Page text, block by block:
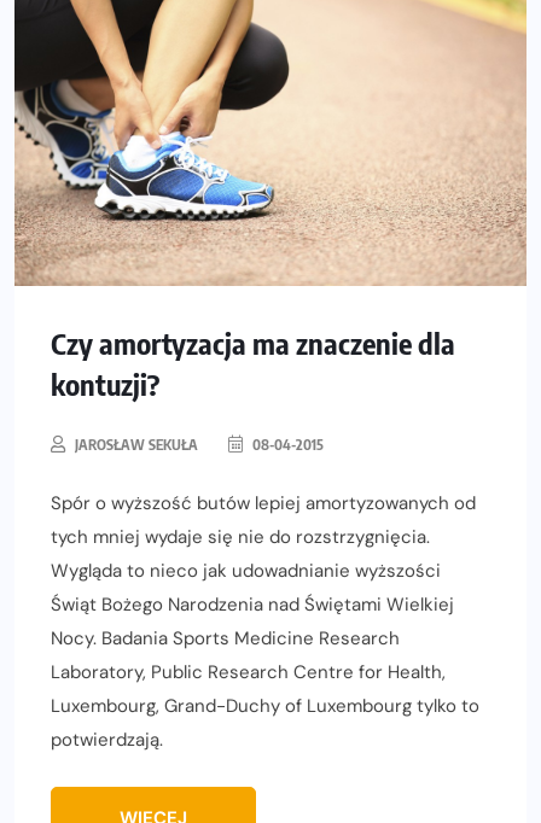
Czy amortyzacja ma znaczenie dla
kontuzji?
JAROSŁAW SEKUŁA 08-04-2015
Spór o wyższość butów lepiej amortyzowanych od
tych mniej wydaje się nie do rozstrzygnięcia.
Wygląda to nieco jak udowadnianie wyższości
Świąt Bożego Narodzenia nad Świętami Wielkiej
Nocy. Badania Sports Medicine Research
Laboratory, Public Research Centre for Health,
Luxembourg, Grand-Duchy of Luxembourg tylko to
potwierdzają.
WIĘCEJ